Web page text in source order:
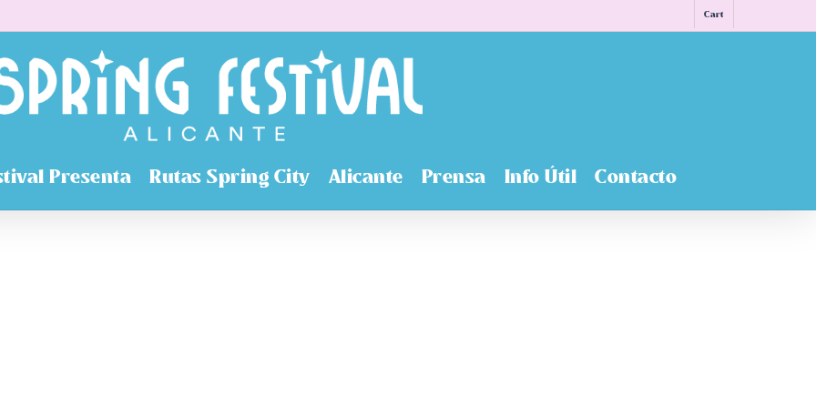
Cart
Presenta Rutas Spring City Alicante Prensa Info Útil Contacto